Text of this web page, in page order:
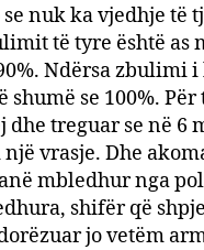
nuk ka vjedhje të
të tyre është as
Ndërsa zbulimi
shumë se 100%. Për
dhe treguar se në 6
vrasje. Dhe
mbledhur nga
shifër që
jo vetëm